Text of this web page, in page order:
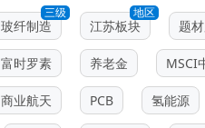
三级
玻纤制造
地区
江苏板块 题
富时罗素 养老金 MSCI
商业航天 PCB 氢能源